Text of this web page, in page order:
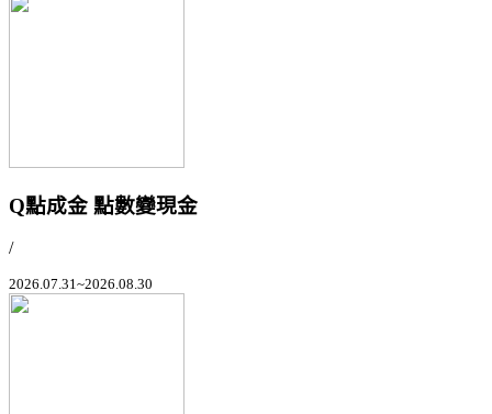
Q點成金 點數變現金
/
2026.07.31~2026.08.30